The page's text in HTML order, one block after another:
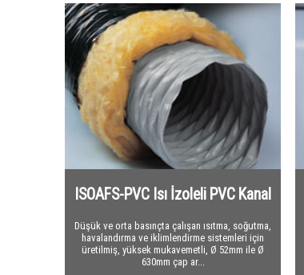
ISOAFS-PVC Isı İzoleli PVC Kanal
Düşük ve orta basınçta çalışan ısıtma, soğutma,
havalandırma ve iklimlendirme sistemleri için
üretilmiş, yüksek mukavemetli, Ø 52mm ile Ø
630mm çap ar...